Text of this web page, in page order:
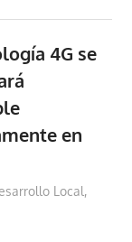
4G se
en
Local,